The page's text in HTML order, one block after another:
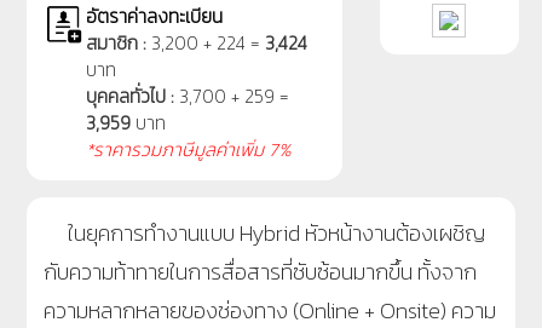
อัตราค่าลงทะเบียน
สมาชิก : 3,200 + 224 = 3,424
บาท
บุคคลทั่วไป : 3,700 + 259 =
3,959 บาท
*ราคารวมภาษีมูลค่าเพิ่ม 7%
ในยุคการทำงานแบบ Hybrid หัวหน้างานต้องเผชิญ
กับความท้าทายในการสื่อสารที่ซับซ้อนมากขึ้น ทั้งจาก
ความหลากหลายของช่องทาง (Online + Onsite) ความ